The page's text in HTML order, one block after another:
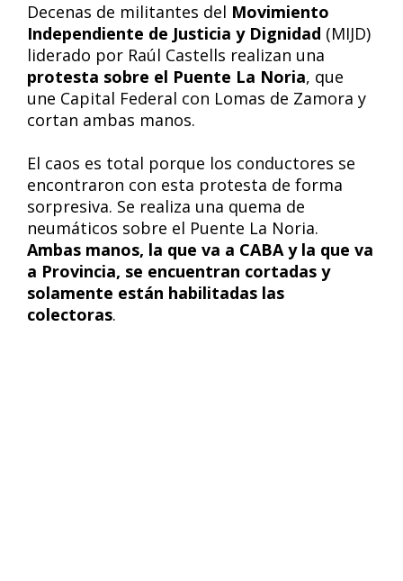
Decenas de militantes del Movimiento
Independiente de Justicia y Dignidad (MIJD)
liderado por Raúl Castells realizan una
protesta sobre el Puente La Noria, que
une Capital Federal con Lomas de Zamora y
cortan ambas manos.
El caos es total porque los conductores se
encontraron con esta protesta de forma
sorpresiva. Se realiza una quema de
neumáticos sobre el Puente La Noria.
Ambas manos, la que va a CABA y la que va
a Provincia, se encuentran cortadas y
solamente están habilitadas las
colectoras.